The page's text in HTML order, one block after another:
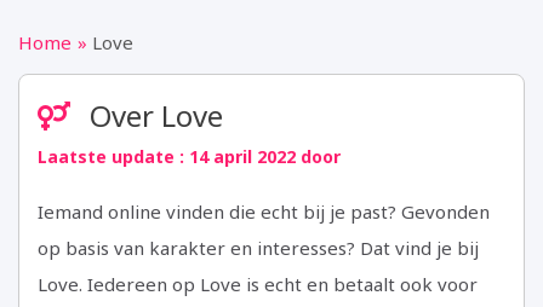
Home Love
Over Love
Laatste update : 14 april 2022 door
Iemand online vinden die echt bij je past? Gevonden
op basis van karakter en interesses? Dat vind je bij
Love. Iedereen op Love is echt en betaalt ook voor